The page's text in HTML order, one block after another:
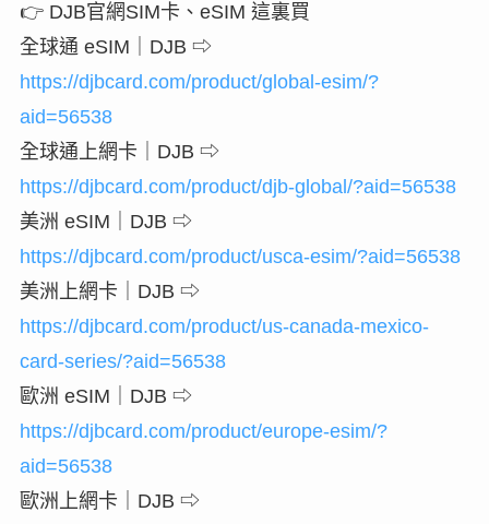
👉 DJB官網SIM卡、eSIM 這裏買
全球通 eSIM｜DJB ⇨
https://djbcard.com/product/global-esim/?
aid=56538
全球通上網卡｜DJB ⇨
https://djbcard.com/product/djb-global/?aid=56538
美洲 eSIM｜DJB ⇨
https://djbcard.com/product/usca-esim/?aid=56538
美洲上網卡｜DJB ⇨
https://djbcard.com/product/us-canada-mexico-
card-series/?aid=56538
歐洲 eSIM｜DJB ⇨
https://djbcard.com/product/europe-esim/?
aid=56538
歐洲上網卡｜DJB ⇨